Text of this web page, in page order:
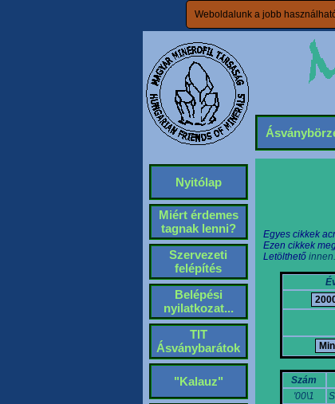
Weboldalunk a jobb
Nyitólap
Miért érdemes
tagnak lenni?
Szervezeti
felépítés
Belépési
nyilatkozat...
TIT
Ásványbarátok
"Kalauz"
Egyes cikkek
Ezen cikkek
Letölthető innen.
Szám
'00\1